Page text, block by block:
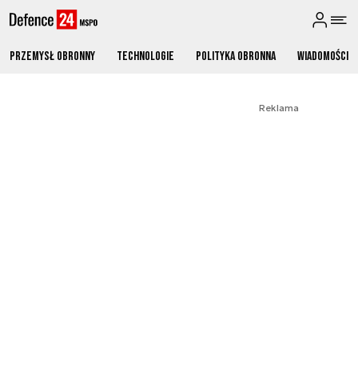
Przemysł obronny Technologie Polityka obronna Wiadomości
Reklama